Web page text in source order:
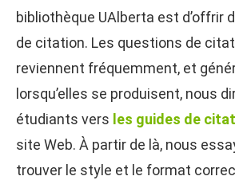
bibliothèque UAlberta est d’offrir
de citation. Les questions de
reviennent fréquemment, et
lorsqu’elles se produisent, nous
étudiants vers les guides de
site Web. À partir de là, nous
trouver le style et le format